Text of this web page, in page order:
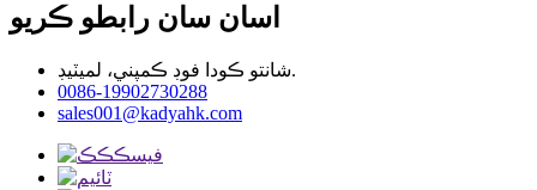
اسان سان رابطو ڪريو
شانتو ڪودا فوڊ ڪمپني، لميٽيڊ.
0086-19902730288
sales001@kadyahk.com